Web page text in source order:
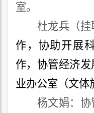
室。
杜龙兵 （
作， 协助开展
作， 协管经济发
业办公室（文体
杨文娟：协